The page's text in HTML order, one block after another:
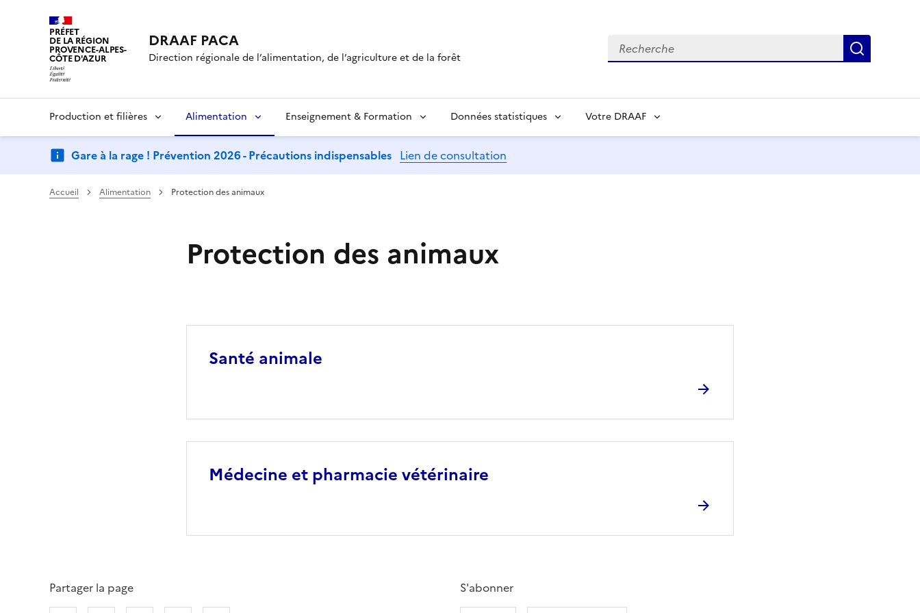
PRÉFET
DE LA RÉGION
PROVENCE-ALPES-
CÔTE D'AZUR
DRAAF PACA
Direction régionale de l’alimentation, de l’agriculture et de la forêt
Recherche
Production et filières Alimentation Enseignement & Formation Données statistiques Votre DRAAF
Gare à la rage ! Prévention 2026 - Précautions indispensables Lien de consultation
Accueil Alimentation Protection des animaux
Protection des animaux
Santé animale
Médecine et pharmacie vétérinaire
Partager la page
S'abonner